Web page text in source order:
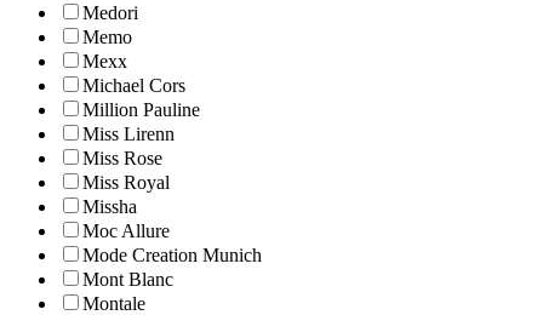
Medori
Memo
Mexx
Michael Cors
Million Pauline
Miss Lirenn
Miss Rose
Miss Royal
Missha
Moc Allure
Mode Creation Munich
Mont Blanc
Montale